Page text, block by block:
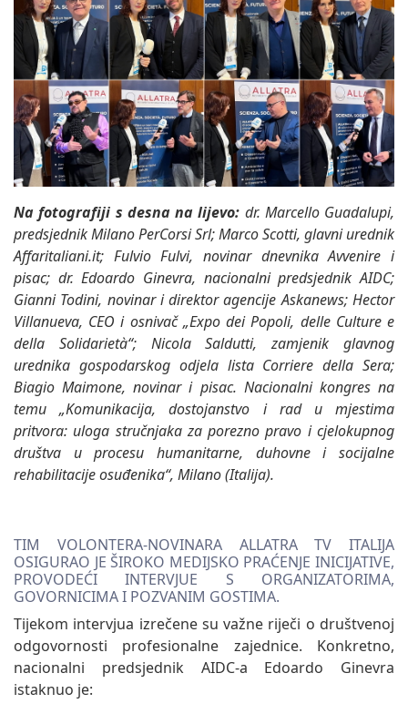
Na fotografiji s desna na lijevo: dr. Marcello Guadalupi,
predsjednik Milano PerCorsi Srl; Marco Scotti, glavni urednik
Affaritaliani.it; Fulvio Fulvi, novinar dnevnika Avvenire i
pisac; dr. Edoardo Ginevra, nacionalni predsjednik AIDC;
Gianni Todini, novinar i direktor agencije Askanews; Hector
Villanueva, CEO i osnivač „Expo dei Popoli, delle Culture e
della Solidarietà“; Nicola Saldutti, zamjenik glavnog
urednika gospodarskog odjela lista Corriere della Sera;
Biagio Maimone, novinar i pisac. Nacionalni kongres na
temu „Komunikacija, dostojanstvo i rad u mjestima
pritvora: uloga stručnjaka za porezno pravo i cjelokupnog
društva u procesu humanitarne, duhovne i socijalne
rehabilitacije osuđenika“, Milano (Italija).
TIM VOLONTERA-NOVINARA ALLATRA TV ITALIJA
OSIGURAO JE ŠIROKO MEDIJSKO PRAĆENJE INICIJATIVE,
PROVODEĆI INTERVJUE S ORGANIZATORIMA,
GOVORNICIMA I POZVANIM GOSTIMA.
Tijekom intervjua izrečene su važne riječi o društvenoj
odgovornosti profesionalne zajednice. Konkretno,
nacionalni predsjednik AIDC-a Edoardo Ginevra
istaknuo je: